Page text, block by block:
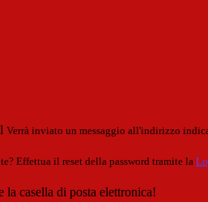
Verrà inviato un messaggio all'indirizzo
Effettua il reset della password tramite la
casella di posta elettronica!